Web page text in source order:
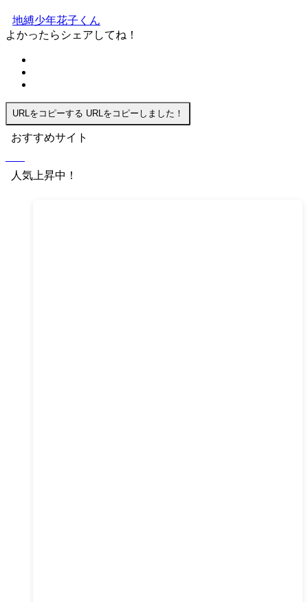
地縛少年花子くん
よかったらシェアしてね！
URLをコピーする URLをコピーしました！
おすすめサイト
人気上昇中！